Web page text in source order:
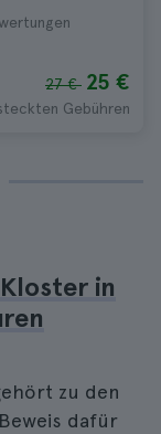
27 € 25 €
Gebühren
in
zu den
dafür